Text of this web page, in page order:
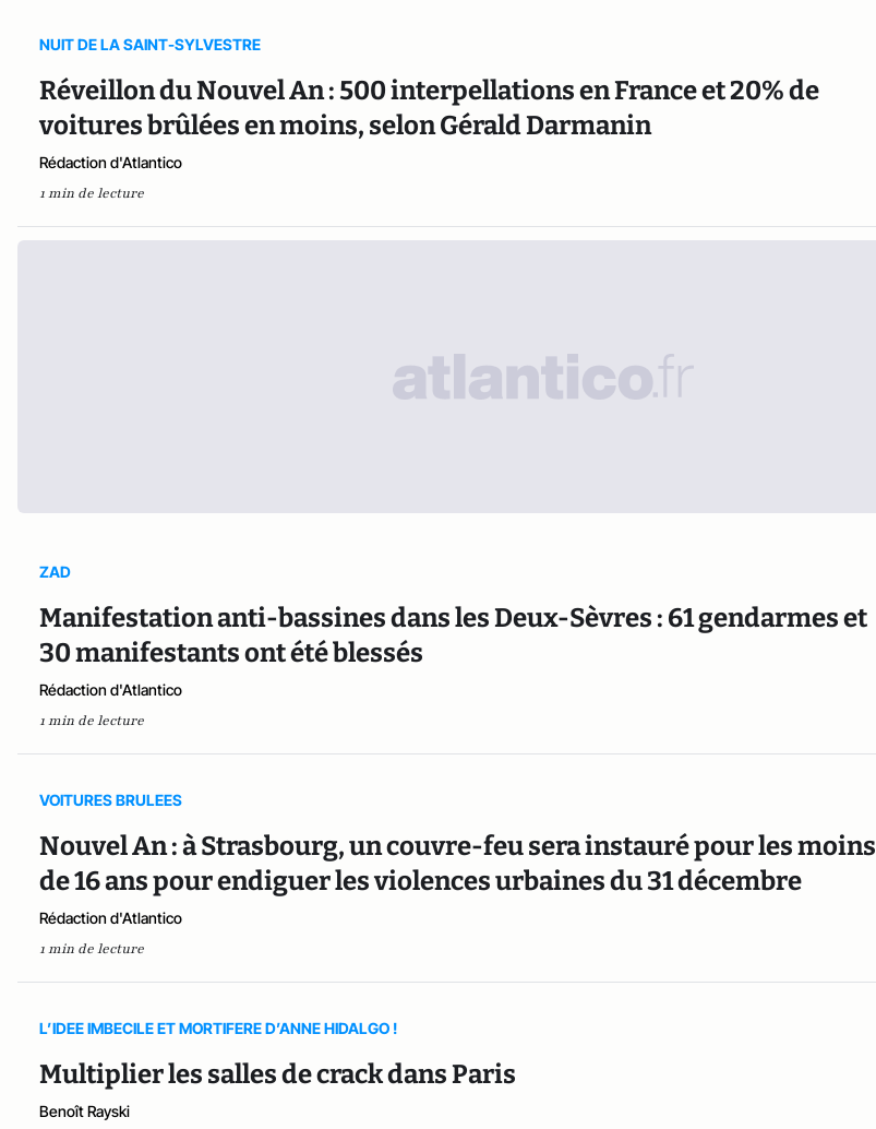
NUIT DE LA SAINT-SYLVESTRE
Réveillon du Nouvel An : 500 interpellations en France et 20% de
voitures brûlées en moins, selon Gérald Darmanin
Rédaction d'Atlantico
1 min de lecture
ZAD
Manifestation anti-bassines dans les Deux-Sèvres : 61 gendarmes et
30 manifestants ont été blessés
Rédaction d'Atlantico
1 min de lecture
VOITURES BRULEES
Nouvel An : à Strasbourg, un couvre-feu sera instauré pour les moins
de 16 ans pour endiguer les violences urbaines du 31 décembre
Rédaction d'Atlantico
1 min de lecture
L’IDEE IMBECILE ET MORTIFERE D’ANNE HIDALGO !
Multiplier les salles de crack dans Paris
Benoît Rayski